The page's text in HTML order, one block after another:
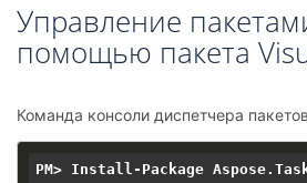
Управление
помощью пакета
Команда консоли диспетчера пакетов